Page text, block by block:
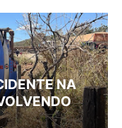
NA